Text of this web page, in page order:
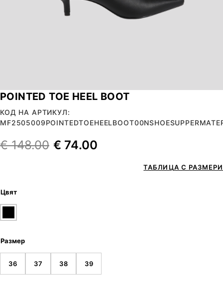
POINTED TOE HEEL BOOT
КОД НА АРТИКУЛ:
€148.00 € 74.00
ТАБЛИЦА С РАЗМЕРИ
Цвят
Размер
36 37 38 39